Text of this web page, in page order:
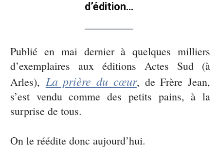
d’édition…
Publié en mai dernier à quelques milliers
d’exemplaires aux éditions Actes Sud (à
Arles), La prière du cœur, de Frère Jean,
s’est vendu comme des petits pains, à la
surprise de tous.
On le réédite donc aujourd’hui.